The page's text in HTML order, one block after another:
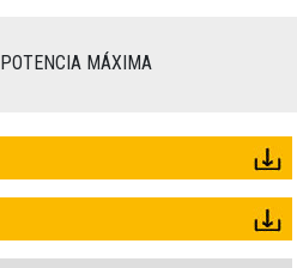
POTENCIA MÁXIMA